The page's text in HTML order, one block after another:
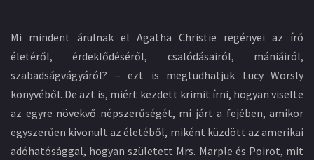
Mi mindent árulnak el Agatha Christie regényei az író
életéről, érdeklődéséről, csalódásairól, mániáiról,
szabadságvágyáról? – ezt is megtudhatjuk Lucy Worsly
könyvéből. De azt is, miért kezdett krimit írni, hogyan viselte
az egyre növekvő népszerűségét, mi járt a fejében, amikor
egyszerűen kivonult az életéből, miként küzdött az amerikai
adóhatósággal, hogyan született Mrs. Marple és Poirot, mit